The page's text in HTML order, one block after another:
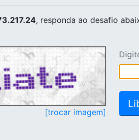
, responda ao desafio
[trocar imagem]